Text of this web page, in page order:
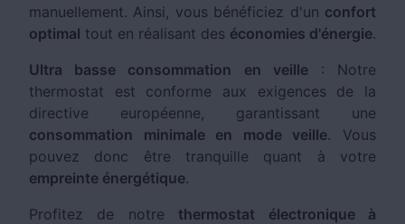
manuellement. Ainsi, vous bénéficiez d'un confort
optimal tout en réalisant des économies d'énergie.
Ultra basse consommation en veille: Notre
thermostat est conforme aux exigences de la
directive européenne, garantissant une
consommation minimale en mode veille. Vous
pouvez donc être tranquille quant à votre
empreinte énergétique.
Profitez de notre thermostat électronique à